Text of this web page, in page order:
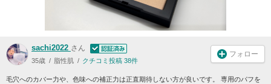
sachi2022 さん
35歳 脂性肌 クチコミ投稿 38件
フォロー
毛穴へのカバー力や、色味への補正力は正直期待しない方が良いです。 専用のパフを